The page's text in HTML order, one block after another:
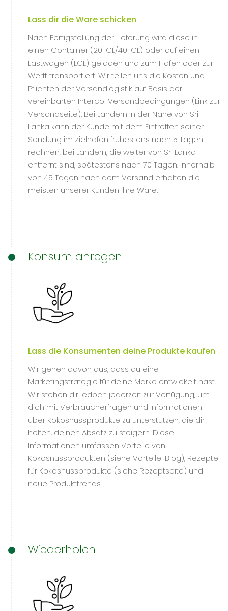
Lass dir die Ware schicken
Nach Fertigstellung der Lieferung wird diese in
einen Container (20FCL/40FCL) oder auf einen
Lastwagen (LCL) geladen und zum Hafen oder zur
Werft transportiert. Wir teilen uns die Kosten und
Pflichten der Versandlogistik auf Basis der
vereinbarten Interco-Versandbedingungen (Link zur
Versandseite). Bei Ländern in der Nähe von Sri
Lanka kann der Kunde mit dem Eintreffen seiner
Sendung im Zielhafen frühestens nach 5 Tagen
rechnen, bei Ländern, die weiter von Sri Lanka
entfernt sind, spätestens nach 70 Tagen. Innerhalb
von 45 Tagen nach dem Versand erhalten die
meisten unserer Kunden ihre Ware.
Konsum anregen
Lass die Konsumenten deine Produkte kaufen
Wir gehen davon aus, dass du eine
Marketingstrategie für deine Marke entwickelt hast.
Wir stehen dir jedoch jederzeit zur Verfügung, um
dich mit Verbraucherfragen und Informationen
über Kokosnussprodukte zu unterstützen, die dir
helfen, deinen Absatz zu steigern. Diese
Informationen umfassen Vorteile von
Kokosnussprodukten (siehe Vorteile-Blog), Rezepte
für Kokosnussprodukte (siehe Rezeptseite) und
neue Produkttrends.
Wiederholen